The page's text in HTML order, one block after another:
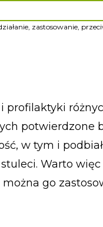
zastosowanie,
potwierdzone
w tym i
Warto
go